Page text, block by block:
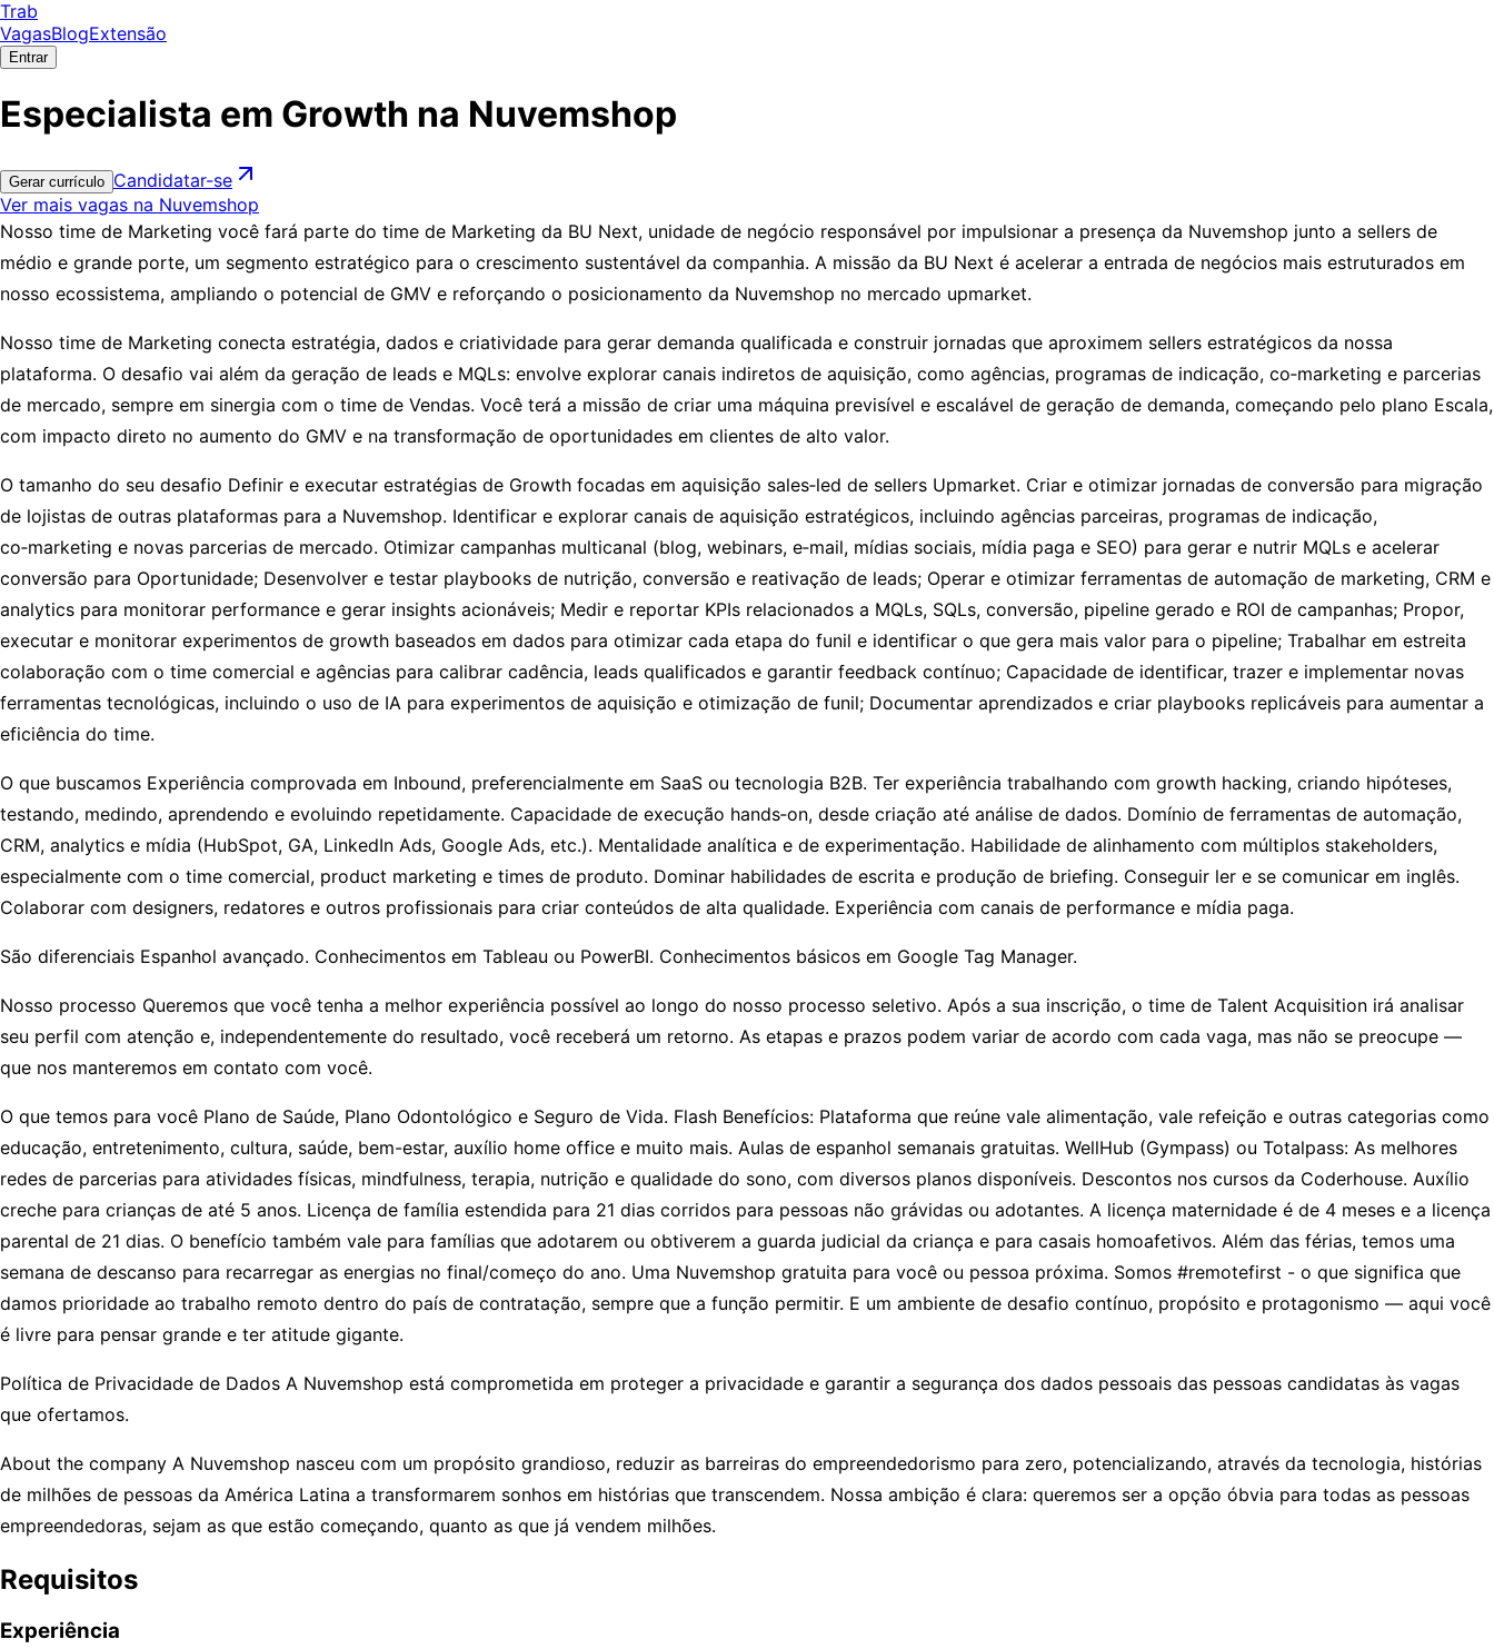
Trab
VagasBlogExtensão
Entrar
Especialista em Growth na Nuvemshop
Gerar currículo Candidatar-se
Ver mais vagas na Nuvemshop
Nosso time de Marketing você fará parte do time de Marketing da BU Next, unidade de negócio responsável por impulsionar a presença da Nuvemshop junto a sellers de
médio e grande porte, um segmento estratégico para o crescimento sustentável da companhia. A missão da BU Next é acelerar a entrada de negócios mais estruturados em
nosso ecossistema, ampliando o potencial de GMV e reforçando o posicionamento da Nuvemshop no mercado upmarket.
Nosso time de Marketing conecta estratégia, dados e criatividade para gerar demanda qualificada e construir jornadas que aproximem sellers estratégicos da nossa
plataforma. O desafio vai além da geração de leads e MQLs: envolve explorar canais indiretos de aquisição, como agências, programas de indicação, co‑marketing e parcerias
de mercado, sempre em sinergia com o time de Vendas. Você terá a missão de criar uma máquina previsível e escalável de geração de demanda, começando pelo plano Escala,
com impacto direto no aumento do GMV e na transformação de oportunidades em clientes de alto valor.
O tamanho do seu desafio Definir e executar estratégias de Growth focadas em aquisição sales‑led de sellers Upmarket. Criar e otimizar jornadas de conversão para migração
de lojistas de outras plataformas para a Nuvemshop. Identificar e explorar canais de aquisição estratégicos, incluindo agências parceiras, programas de indicação,
co‑marketing e novas parcerias de mercado. Otimizar campanhas multicanal (blog, webinars, e‑mail, mídias sociais, mídia paga e SEO) para gerar e nutrir MQLs e acelerar
conversão para Oportunidade; Desenvolver e testar playbooks de nutrição, conversão e reativação de leads; Operar e otimizar ferramentas de automação de marketing, CRM e
analytics para monitorar performance e gerar insights acionáveis; Medir e reportar KPIs relacionados a MQLs, SQLs, conversão, pipeline gerado e ROI de campanhas; Propor,
executar e monitorar experimentos de growth baseados em dados para otimizar cada etapa do funil e identificar o que gera mais valor para o pipeline; Trabalhar em estreita
colaboração com o time comercial e agências para calibrar cadência, leads qualificados e garantir feedback contínuo; Capacidade de identificar, trazer e implementar novas
ferramentas tecnológicas, incluindo o uso de IA para experimentos de aquisição e otimização de funil; Documentar aprendizados e criar playbooks replicáveis para aumentar a
eficiência do time.
O que buscamos Experiência comprovada em Inbound, preferencialmente em SaaS ou tecnologia B2B. Ter experiência trabalhando com growth hacking, criando hipóteses,
testando, medindo, aprendendo e evoluindo repetidamente. Capacidade de execução hands‑on, desde criação até análise de dados. Domínio de ferramentas de automação,
CRM, analytics e mídia (HubSpot, GA, LinkedIn Ads, Google Ads, etc.). Mentalidade analítica e de experimentação. Habilidade de alinhamento com múltiplos stakeholders,
especialmente com o time comercial, product marketing e times de produto. Dominar habilidades de escrita e produção de briefing. Conseguir ler e se comunicar em inglês.
Colaborar com designers, redatores e outros profissionais para criar conteúdos de alta qualidade. Experiência com canais de performance e mídia paga.
São diferenciais Espanhol avançado. Conhecimentos em Tableau ou PowerBI. Conhecimentos básicos em Google Tag Manager.
Nosso processo Queremos que você tenha a melhor experiência possível ao longo do nosso processo seletivo. Após a sua inscrição, o time de Talent Acquisition irá analisar
seu perfil com atenção e, independentemente do resultado, você receberá um retorno. As etapas e prazos podem variar de acordo com cada vaga, mas não se preocupe —
que nos manteremos em contato com você.
O que temos para você Plano de Saúde, Plano Odontológico e Seguro de Vida. Flash Benefícios: Plataforma que reúne vale alimentação, vale refeição e outras categorias como
educação, entretenimento, cultura, saúde, bem-estar, auxílio home office e muito mais. Aulas de espanhol semanais gratuitas. WellHub (Gympass) ou Totalpass: As melhores
redes de parcerias para atividades físicas, mindfulness, terapia, nutrição e qualidade do sono, com diversos planos disponíveis. Descontos nos cursos da Coderhouse. Auxílio
creche para crianças de até 5 anos. Licença de família estendida para 21 dias corridos para pessoas não grávidas ou adotantes. A licença maternidade é de 4 meses e a licença
parental de 21 dias. O benefício também vale para famílias que adotarem ou obtiverem a guarda judicial da criança e para casais homoafetivos. Além das férias, temos uma
semana de descanso para recarregar as energias no final/começo do ano. Uma Nuvemshop gratuita para você ou pessoa próxima. Somos #remotefirst - o que significa que
damos prioridade ao trabalho remoto dentro do país de contratação, sempre que a função permitir. E um ambiente de desafio contínuo, propósito e protagonismo — aqui você
é livre para pensar grande e ter atitude gigante.
Política de Privacidade de Dados A Nuvemshop está comprometida em proteger a privacidade e garantir a segurança dos dados pessoais das pessoas candidatas às vagas
que ofertamos.
About the company A Nuvemshop nasceu com um propósito grandioso, reduzir as barreiras do empreendedorismo para zero, potencializando, através da tecnologia, histórias
de milhões de pessoas da América Latina a transformarem sonhos em histórias que transcendem. Nossa ambição é clara: queremos ser a opção óbvia para todas as pessoas
empreendedoras, sejam as que estão começando, quanto as que já vendem milhões.
Requisitos
Experiência